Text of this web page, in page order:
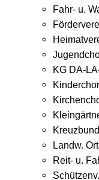
Fahr- u.
KG DA-
Kinderchor
Kreuzbund
Landw.
Reit- u.